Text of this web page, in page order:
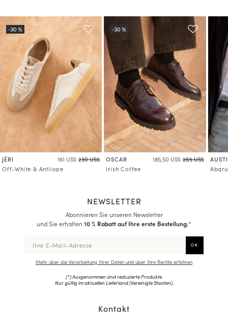
JÉRI 161 US$ 230 US$
Off-White & Antilope
OSCAR 185,50 US$ 265 US$
Irish Coffee
NEWSLETTER
Abonnieren Sie unseren Newsletter
und Sie erhalten 10 % Rabatt auf Ihre erste Bestellung.*
Mehr über die Verarbeitung Ihrer Daten und über Ihre Rechte erfahren
(*) Ausgenommen sind reduzierte Produkte.
Nur gültig im aktuellen Lieferland (Vereinigte Staaten).
Kontakt
Mehr über die Verarbeitung Ihrer Daten und über Ihre Rechte erfahren